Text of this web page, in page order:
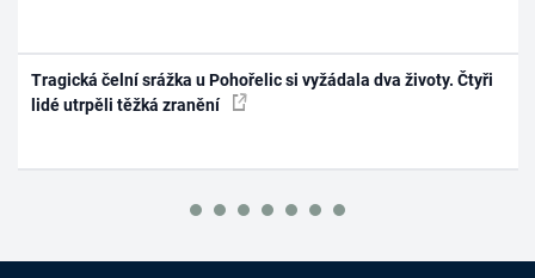
Tragická čelní srážka u Pohořelic si vyžádala dva životy. Čtyři
lidé utrpěli těžká zranění